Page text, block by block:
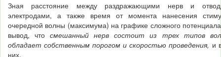
Зная расстояние между раздражающими нерв и
электродами, а также время от момента нанесения
очередной волны (максимума) на графике сложного
вывод, чтосмешанный нерв состоит из трех типов
обладает собственным порогом и скоростью проведения, и
них.